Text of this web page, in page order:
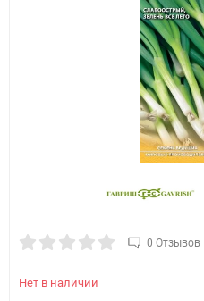
0 Отзывов
Нет в наличии